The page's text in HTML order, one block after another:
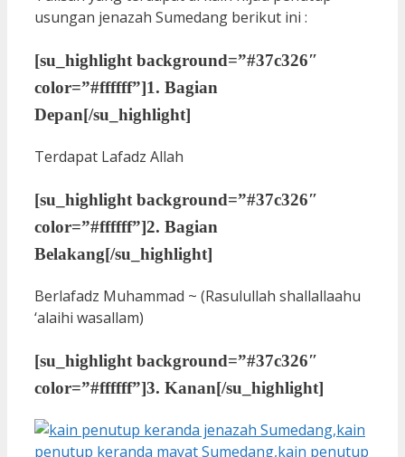
usungan jenazah Sumedang berikut ini :
[su_highlight background=”#37c326″
color=”#ffffff”]1. Bagian
Depan[/su_highlight]
Terdapat Lafadz Allah
[su_highlight background=”#37c326″
color=”#ffffff”]2. Bagian
Belakang[/su_highlight]
Berlafadz Muhammad ~ (Rasulullah shallallaahu
‘alaihi wasallam)
[su_highlight background=”#37c326″
color=”#ffffff”]3. Kanan[/su_highlight]